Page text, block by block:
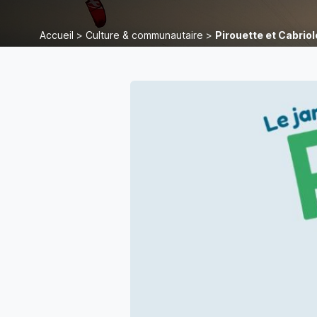
Accueil > Culture & communautaire > Pirouette et